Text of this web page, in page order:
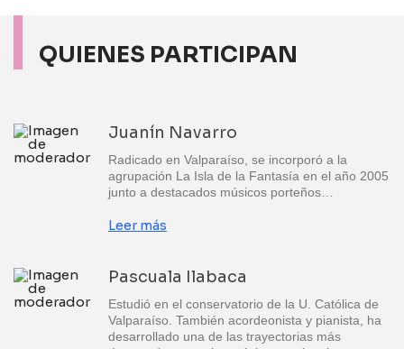
QUIENES PARTICIPAN
Juanín Navarro
Radicado en Valparaíso, se incorporó a la
agrupación La Isla de la Fantasía en el año 2005
junto a destacados músicos porteños…
Leer más
Pascuala Ilabaca
Estudió en el conservatorio de la U. Católica de
Valparaíso. También acordeonista y pianista, ha
desarrollado una de las trayectorias más